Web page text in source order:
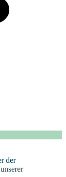
der